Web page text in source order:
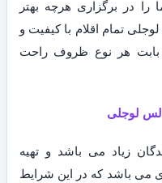
در برگزاری هرچه بهتر
تمام اقلام با کیفیت و
بابت هر نوع ظروف راحت
لوجلی
زیاد می باشد و تهیه
می باشد که در این شرایط